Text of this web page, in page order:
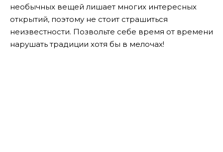
необычных вещей лишает многих интересных
открытий, поэтому не стоит страшиться
неизвестности. Позвольте себе время от времени
нарушать традиции хотя бы в мелочах!